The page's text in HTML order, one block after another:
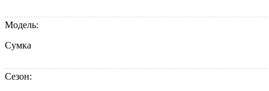
Модель:
Сумка
Сезон: